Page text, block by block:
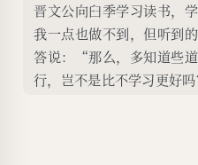
晋文公向臼季学习读书，
我一点也做不到，但听到
答说：“那么，多知道些
行，岂不是比不学习更好